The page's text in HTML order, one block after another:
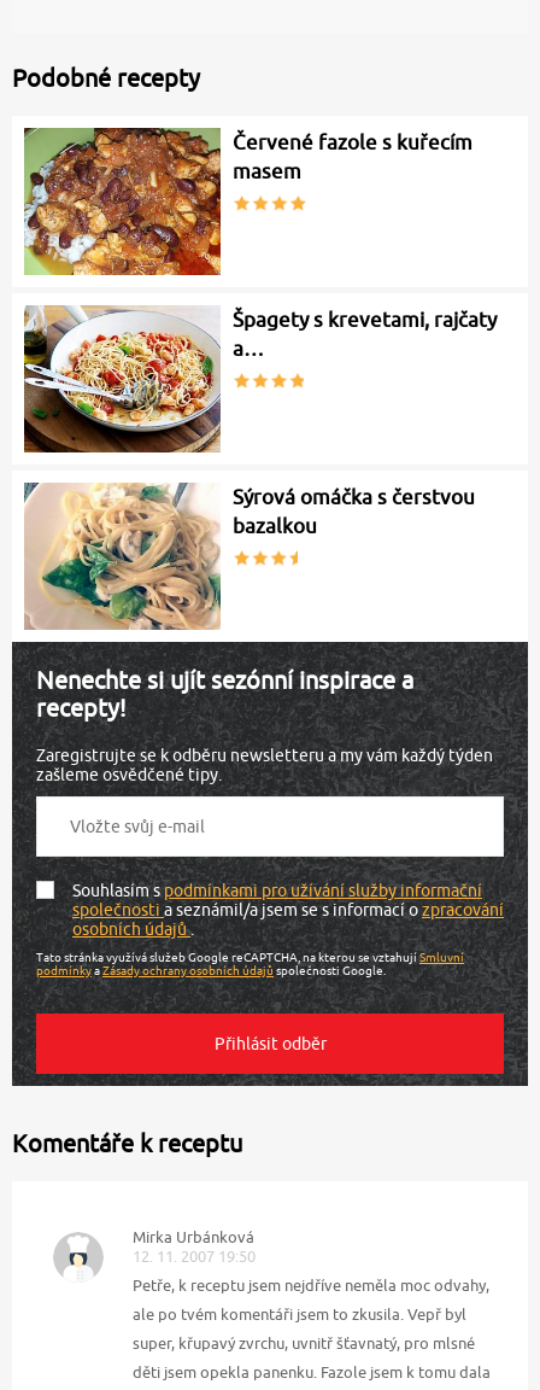
Podobné recepty
Červené fazole s kuřecím
masem
Špagety s krevetami, rajčaty
a…
Sýrová omáčka s čerstvou
bazalkou
Nenechte si ujít sezónní inspirace a
recepty!
Zaregistrujte se k odběru newsletteru a my vám každý týden
zašleme osvědčené tipy.
Souhlasím spodmínkami pro užívání služby informační
společnostia seznámil/a jsem se s informací ozpracování
osobních údajů.
Tato stránka využívá služeb Google reCAPTCHA, na kterou se vztahujíSmluvní
podmínkyaZásady ochrany osobních údajů společnosti Google.
Komentáře k receptu
Mirka Urbánková
12. 11. 2007 19:50
Petře, k receptu jsem nejdříve neměla moc odvahy,
ale po tvém komentáři jsem to zkusila. Vepř byl
super, křupavý zvrchu, uvnitř šťavnatý, pro mlsné
děti jsem opekla panenku. Fazole jsem k tomu dala